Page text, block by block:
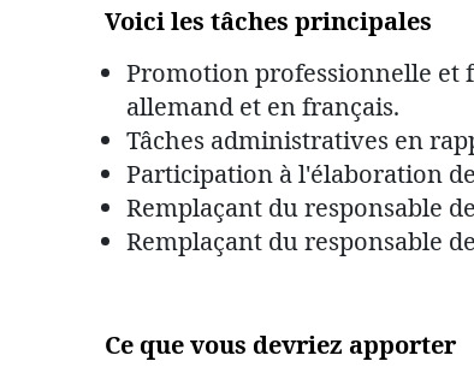
Voici les tâches principales
Promotion professionnelle et
allemand et en français.
Tâches administratives en
Participation à l'élaboration
Remplaçant du responsable
Remplaçant du responsable
Ce que vous devriez apporter